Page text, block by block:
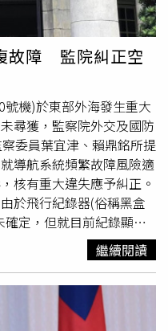
擇新制，或是純舊制勞
直都是勞動部努力的方
保障，勞動部近期已推出
存退休金方案，提供純舊
雙方合意提前結存退休金
補充，勞動部也持續精進
助收取勞工自願提繳退休
勞工，可於猶豫期間改領
或指定請領人繼承退休金
年日起算；並擴大退休金
，持續完善新舊退休制
繳率，黃玲娜表示，目前
多少比率，意見仍未完全
溝通，現階段尚未成熟到
時程。她強調，調整勞退
萬家事業單位及近800萬
變動都必須從不同角度審
宣導，提升青年對新興毒
徐健麟副秘書長代表市長
年觀點。(圖片提供／台
用熟悉社群趨勢及同儕
毒及反毒駕資訊，轉化為
實案例等貼近青年生活的
青年委員除就局處業務報
會中林柏源委員公開感謝
保育，以及市府相關單位
員肯定交通局積極落實公
施，促進人本交通。施斌
青少年生涯探索相關計
鄭富方青委關心毒駕，建
監控危險駕駛。(圖片提
富方提出的資安構想，
防演練，鄭富方更進一步
解決，應該透過主動式爬
故障 監院糾正空
機)於東部外海發生重大
尋獲，監察院外交及國防
委員葉宜津、賴鼎銘所提
導航系統頻繁故障風險適
核有重大違失應予糾正。
於飛行紀錄器(俗稱黑盒
定，但就目前紀錄顯
，導航相關系統有重複
傾向，空軍雖均有進行故
導航系統故障對夜航飛行
存有諸多違反規定問題，
未確實保存事故證據等
繼續閱讀